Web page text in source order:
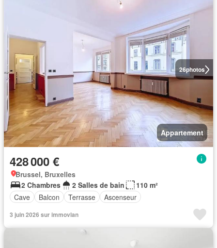
26photos
Appartement
428 000 €
Brussel, Bruxelles
2 Chambres
2 Salles de bain
110 m²
Cave
Balcon Terrasse Ascenseur
3 juin 2026 sur immovlan